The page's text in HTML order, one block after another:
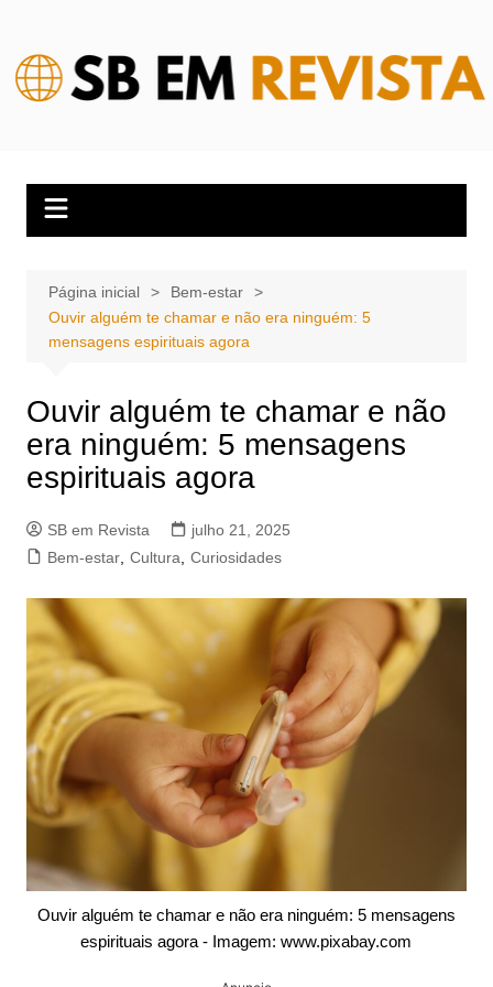
conteúdo
Página inicial
Bem-estar
Ouvir alguém te chamar e não era ninguém: 5
mensagens espirituais agora
Ouvir alguém te chamar e não
era ninguém: 5 mensagens
espirituais agora
SB em Revista
julho 21, 2025
Bem-estar, Cultura Curiosidades
Ouvir alguém te chamar e não era ninguém: 5 mensagens
espirituais agora - Imagem: www.pixabay.com